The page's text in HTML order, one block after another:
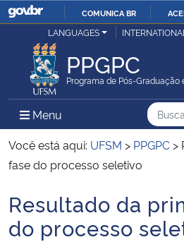
IR
COMUNICA BR
Ministério da Justiça e Segurança Pública
Ministério da Defesa
Ministério das Relações Exteriores
Ministério da Infraestrutura
LANGUAGES INTERNATIONAL
PPGPC
Programa de Pós-
Menu Menu Principal do Sítio
Busca:
Você está aqui: UFSM > PPGPC >
fase do processo seletivo
Início do conteúdo
Resultado da
do processo